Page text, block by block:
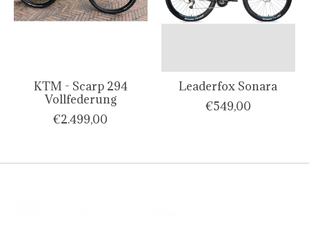
KTM - Scarp 294
Vollfederung
€2.499,00
Leaderfox Sonara
€549,00